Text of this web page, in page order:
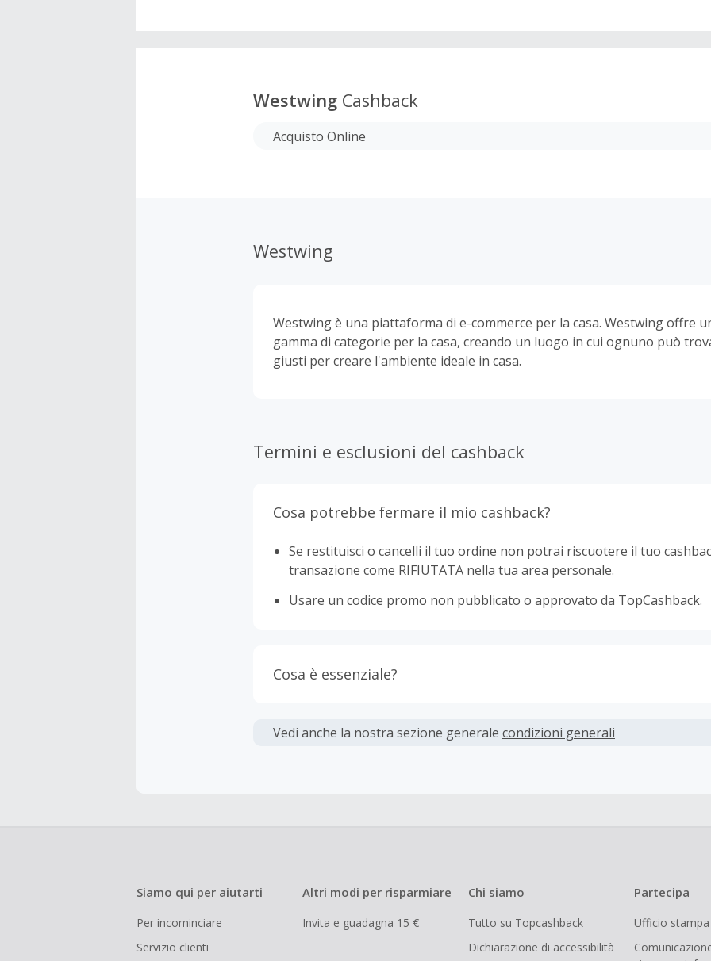
Westwing Cashback
Acquisto Online
Westwing
Westwing è una piattaforma di e-commerce per la casa. Westwing offre
gamma di categorie per la casa, creando un luogo in cui ognuno può
giusti per creare l'ambiente ideale in casa.
Termini e esclusioni del cashback
Cosa potrebbe fermare il mio cashback?
Se restituisci o cancelli il tuo ordine non potrai riscuotere il tuo
transazione come RIFIUTATA nella tua area personale.
Usare un codice promo non pubblicato o approvato da TopCashback.
Cosa è essenziale?
La maggior parte dei rivenditori determina l'importo del cashback
Vedi anche la nostra sezione generale condizioni generali
Siamo qui per aiutarti
Per incominciare
Servizio clienti
Altri modi per risparmiare
Invita e guadagna 15 €
Chi siamo
Tutto su Topcashback
Dichiarazione di accessibilità
Partecipa
Ufficio stampa